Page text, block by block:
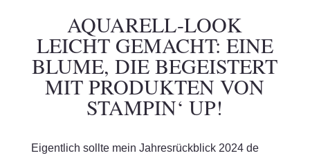
AQUARELL-LOOK
LEICHT GEMACHT: EINE
BLUME, DIE BEGEISTERT
MIT PRODUKTEN VON
STAMPIN‘ UP!
Eigentlich sollte mein Jahresrückblick 2024 de